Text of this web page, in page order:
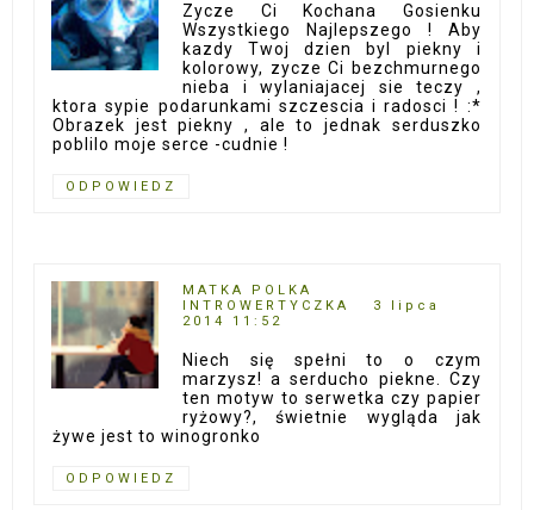
Zycze Ci Kochana Gosienku
Wszystkiego Najlepszego ! Aby
kazdy Twoj dzien byl piekny i
kolorowy, zycze Ci bezchmurnego
nieba i wylaniajacej sie teczy ,
ktora sypie podarunkami szczescia i radosci ! :*
Obrazek jest piekny , ale to jednak serduszko
poblilo moje serce -cudnie !
ODPOWIEDZ
MATKA POLKA
INTROWERTYCZKA
3 lipca
2014 11:52
Niech się spełni to o czym
marzysz! a serducho piekne. Czy
ten motyw to serwetka czy papier
ryżowy?, świetnie wygląda jak
żywe jest to winogronko
ODPOWIEDZ